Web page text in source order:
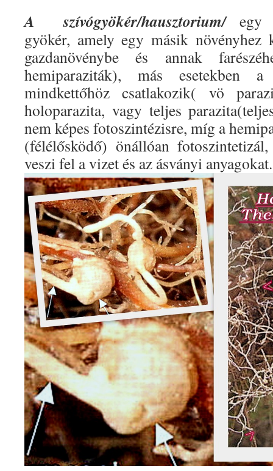
A szívógyökér/hausztorium/egy
gyökér, amely egy másik növényhez
gazdanövénybe és annak
hemiparaziták), más esetekben a
mindkettőhöz csatlakozik( vö
holoparazita, vagy teljes
nem képes fotoszintézisre, míg a
(félélősködő) önállóan
veszi fel a vizet és az ásványi anyagokat.